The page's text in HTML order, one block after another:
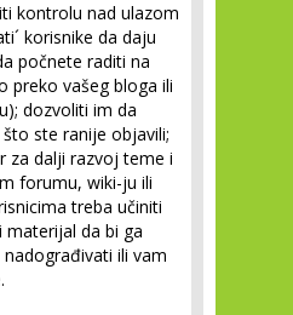
kontrolu nad ulazom
korisnike da daju
počnete raditi na
preko vašeg bloga ili
dozvoliti im da
ste ranije objavili;
za dalji razvoj teme i
forumu, wiki-ju ili
treba učiniti
da bi ga
ili vam